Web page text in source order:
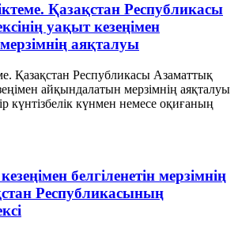
Қазақстан Республикасы
уақыт кезеңімен
аяқталуы
Қазақстан Республикасы Азаматтық
айқындалатын мерзімнің аяқталуы
күнтізбелік күнмен немесе оқиғаның
белгiленетiн мерзiмнiң
Республикасының